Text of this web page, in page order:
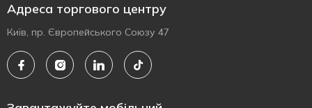
Адреса торгового центру
Київ, пр. Європейського Союзу 47